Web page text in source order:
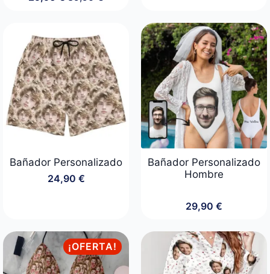
era:
39,90 €.
es:
29,90 €.
Bañador Personalizado
24,90 €
Bañador Personalizado
Hombre
29,90 €
¡OFERTA!